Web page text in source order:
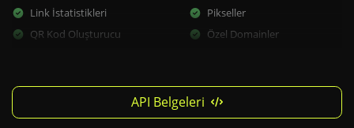
Link İstatistikleri
QR Kod Oluşturucu
Pikseller
Özel Domainler
API Belgeleri